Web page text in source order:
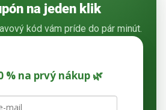
na jeden klik
kód vám príde do pár minút.
% na prvý nákup 🌿